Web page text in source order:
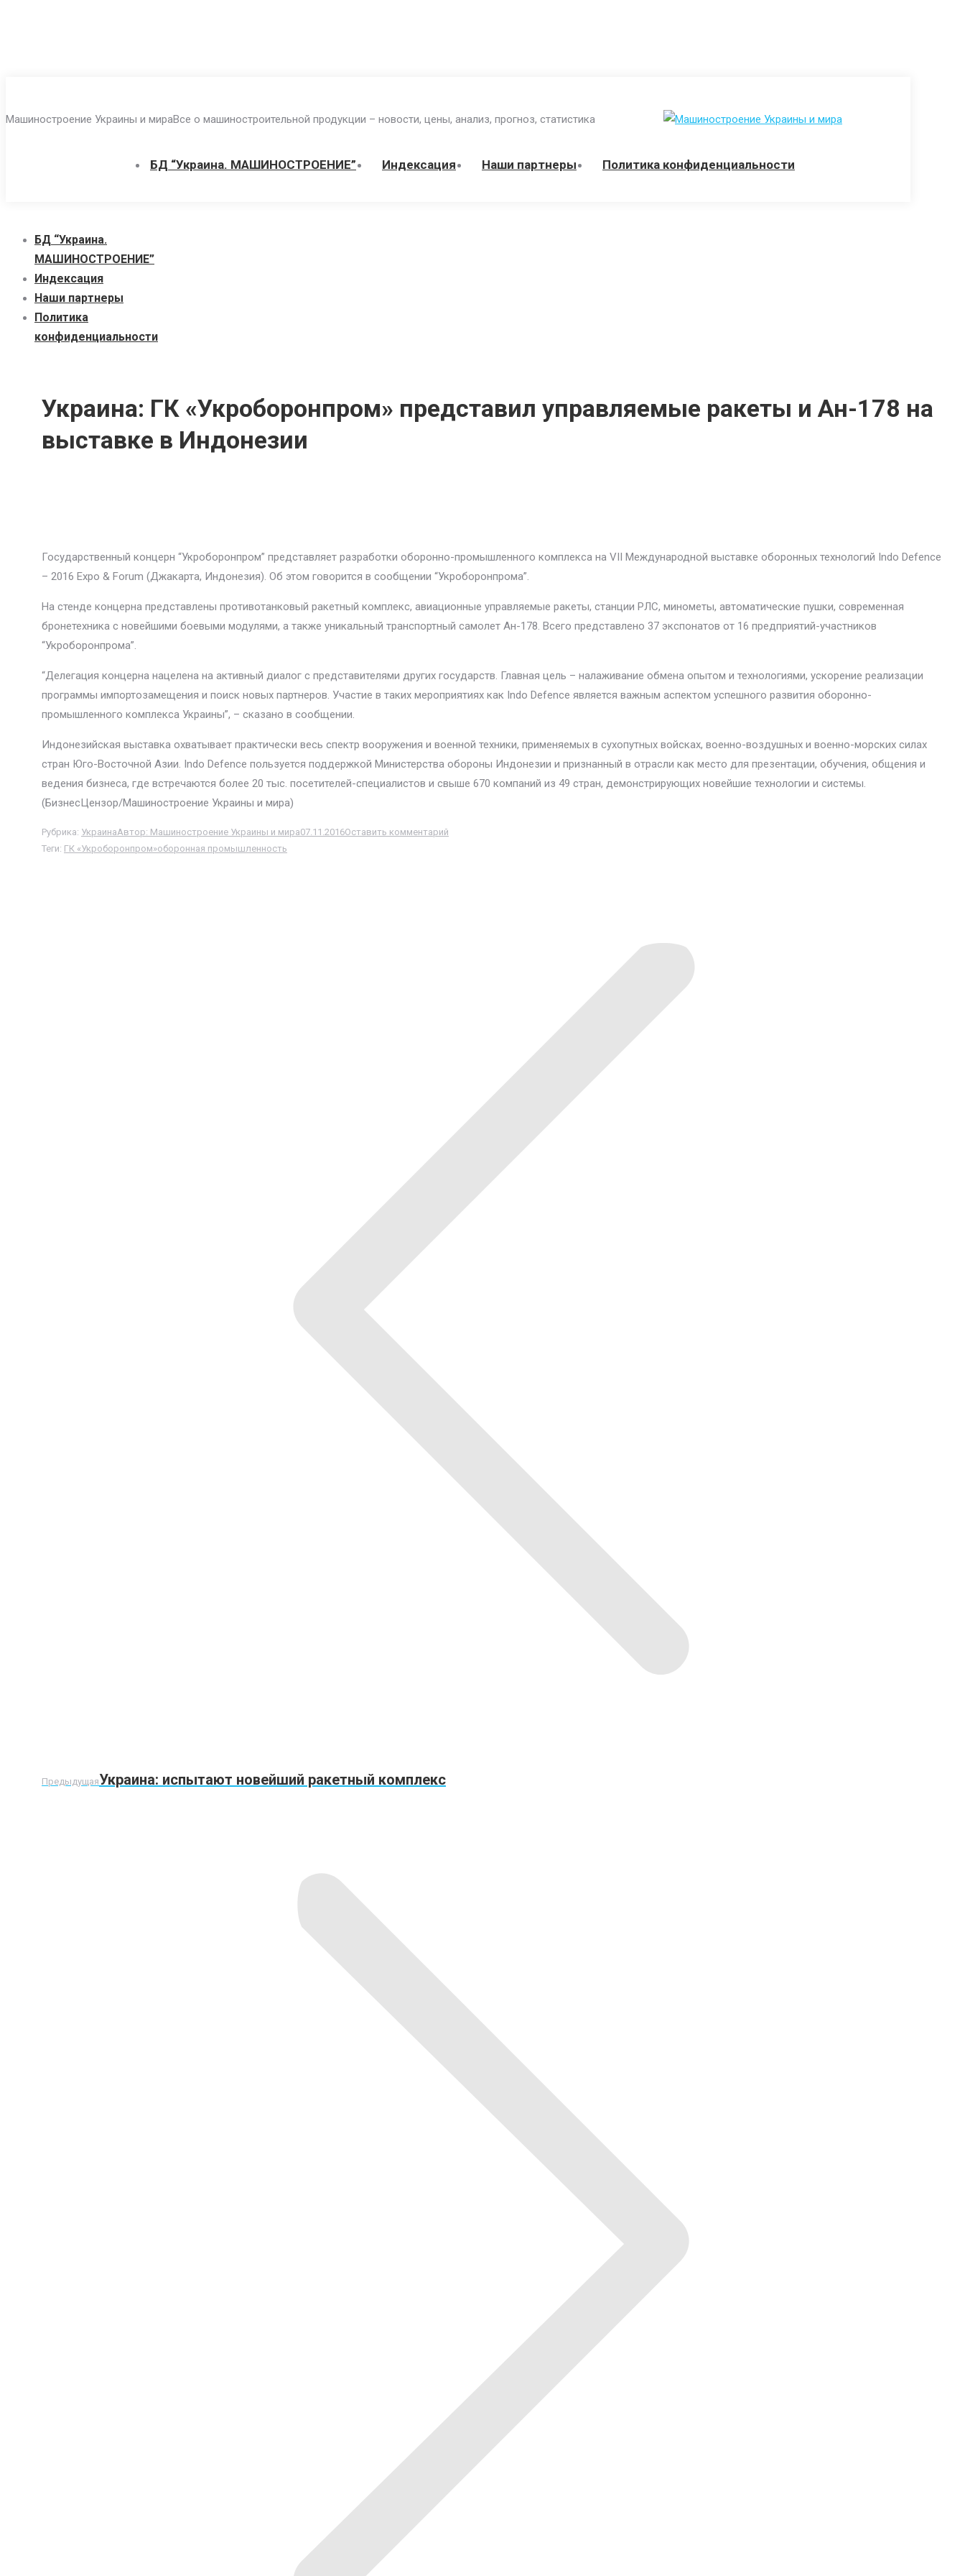
содержанию
Машиностроение Украины и мираВсе о машиностроительной продукции – новости, цены, анализ, прогноз, статистика
БД “Украина. МАШИНОСТРОЕНИЕ” Индекcация Наши партнеры Политика конфиденциальности
БД “Украина.
МАШИНОСТРОЕНИЕ”
Индекcация
Наши партнеры
Политика
конфиденциальности
Украина: ГК «Укроборонпром» представил управляемые ракеты и Ан-178 на
выставке в Индонезии
Государственный концерн “Укроборонпром” представляет разработки оборонно-промышленного комплекса на VII Международной выставке оборонных технологий Indo Defence
– 2016 Expo & Forum (Джакарта, Индонезия). Об этом говорится в сообщении “Укроборонпрома”.
На стенде концерна представлены противотанковый ракетный комплекс, авиационные управляемые ракеты, станции РЛС, минометы, автоматические пушки, современная
бронетехника с новейшими боевыми модулями, а также уникальный транспортный самолет Ан-178. Всего представлено 37 экспонатов от 16 предприятий-участников
“Укроборонпрома”.
“Делегация концерна нацелена на активный диалог с представителями других государств. Главная цель – налаживание обмена опытом и технологиями, ускорение реализации
программы импортозамещения и поиск новых партнеров. Участие в таких мероприятиях как Indo Defence является важным аспектом успешного развития оборонно-
промышленного комплекса Украины”, – сказано в сообщении.
Индонезийская выставка охватывает практически весь спектр вооружения и военной техники, применяемых в сухопутных войсках, военно-воздушных и военно-морских силах
стран Юго-Восточной Азии. Indo Defence пользуется поддержкой Министерства обороны Индонезии и признанный в отрасли как место для презентации, обучения, общения и
ведения бизнеса, где встречаются более 20 тыс. посетителей-специалистов и свыше 670 компаний из 49 стран, демонстрирующих новейшие технологии и системы.
(БизнесЦензор/Машиностроение Украины и мира)
Рубрика: УкраинаАвтор: Машиностроение Украины и мира07.11.2016Оставить комментарий
Теги: ГК «Укроборонпром»оборонная промышленность
ПредыдущаяПредыдущая
Украина: испытают новейший ракетный комплекс